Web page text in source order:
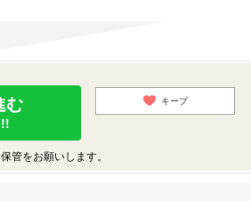
む キープ
管をお願いします。